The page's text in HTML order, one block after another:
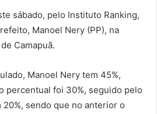
sábado, pelo Instituto Ranking,
Manoel Nery (PP), na
Camapuã.
Manoel Nery tem 45%,
percentual foi 30%, seguido pelo
20%, sendo que no anterior o